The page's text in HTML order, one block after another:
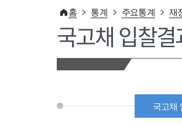
홈 통계 주요통계 재
국고채 입찰결
국고채